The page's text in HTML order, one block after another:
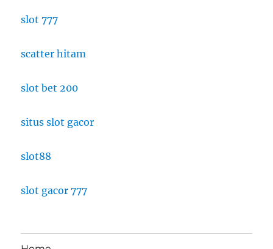
slot 777
scatter hitam
slot bet 200
situs slot gacor
slot88
slot gacor 777